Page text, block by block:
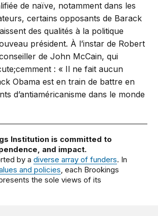
de naïve, notamment dans les
certains opposants de Barack
des qualités à la politique
président. À l’instar de Robert
de John McCain, qui
: « Il ne fait aucun
Obama est en train de battre en
d’antiaméricanisme dans le monde
Institution is committed to
and impact.
by adiverse array of funders. In
and policies, each Brookings
the sole views of its